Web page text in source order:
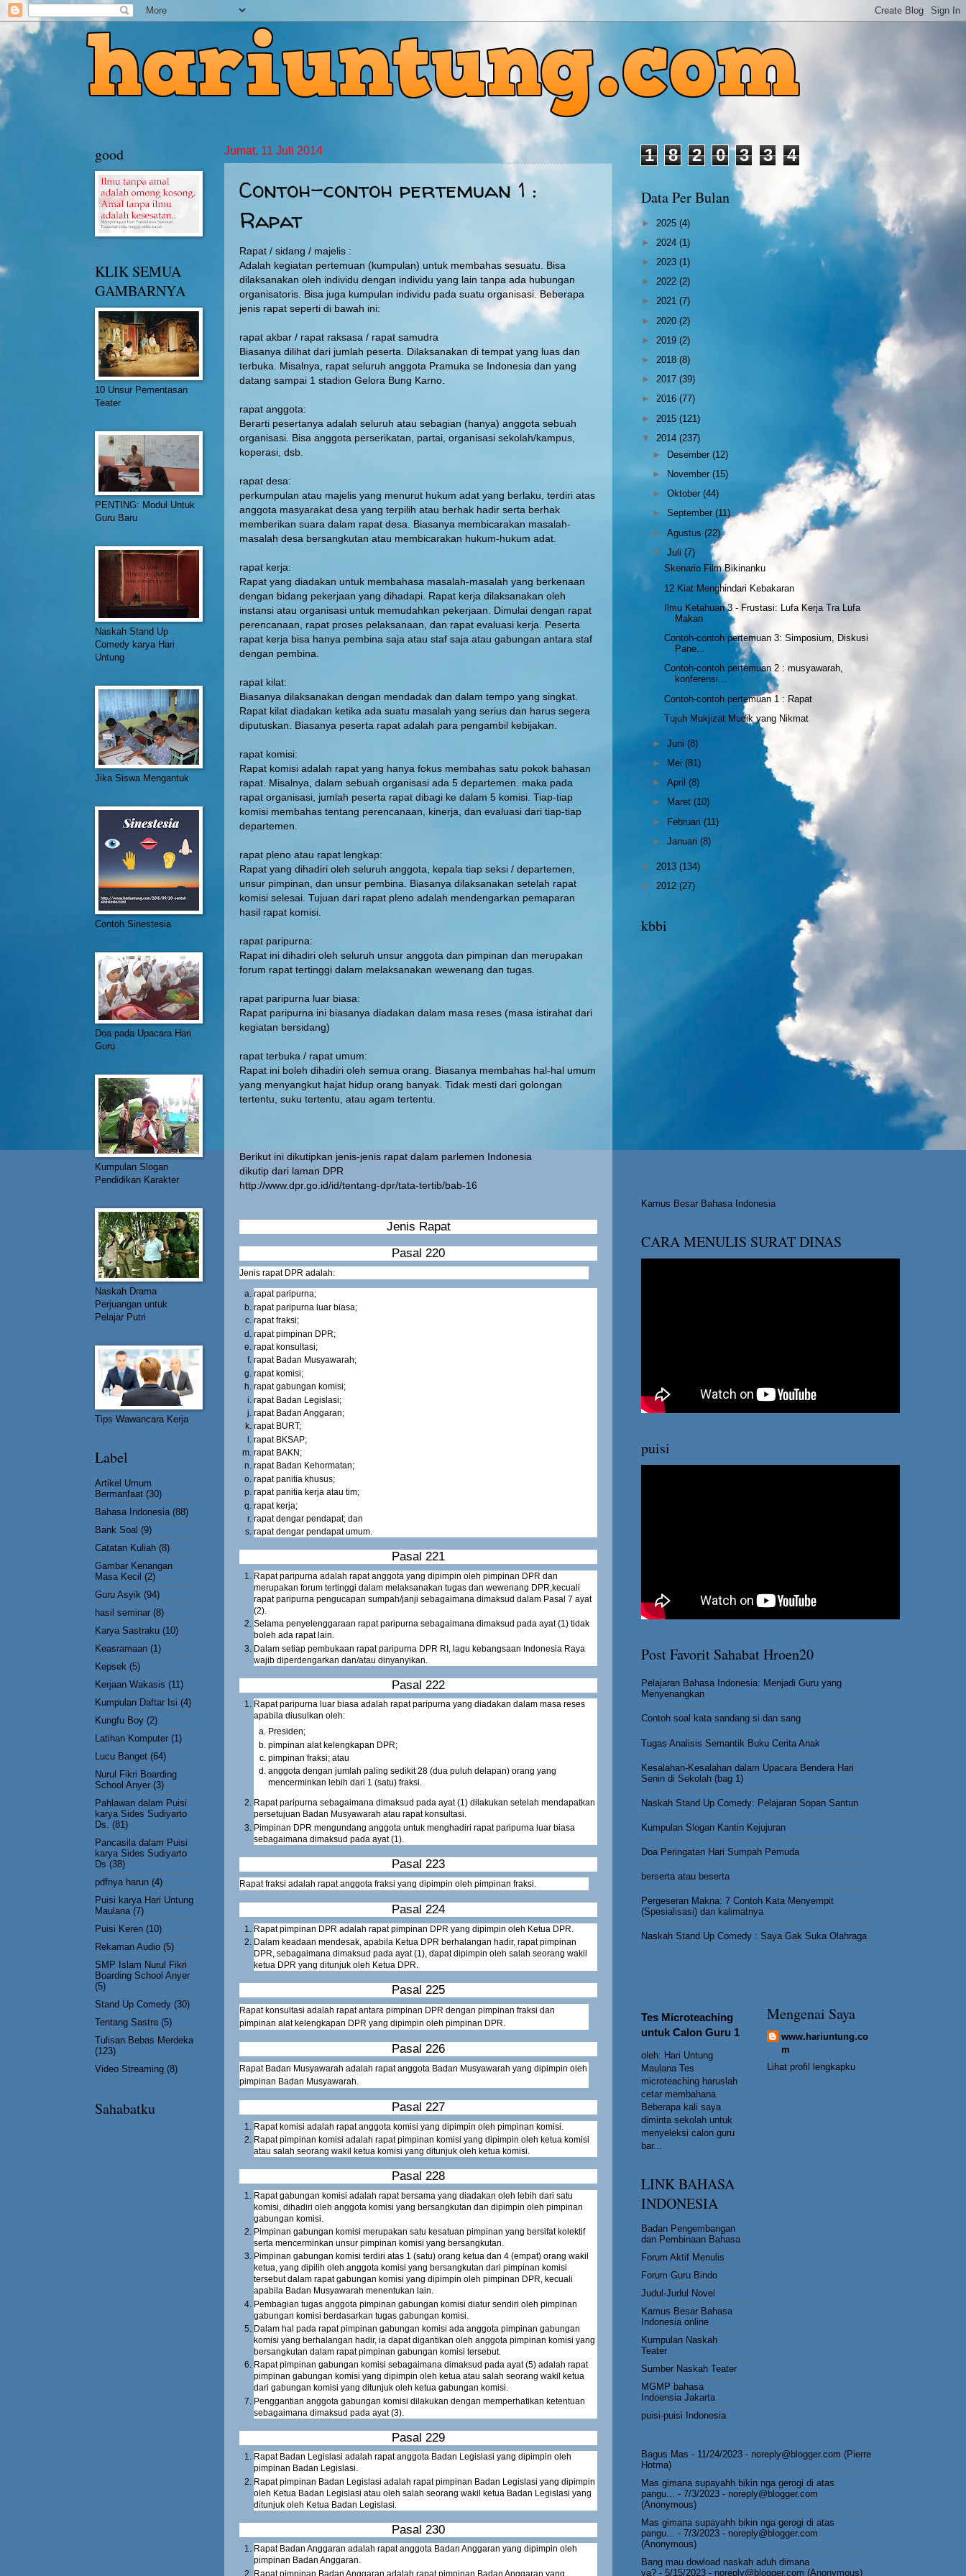
Jumat, 11 Juli 2014
Contoh-contoh pertemuan 1 :
Rapat
Rapat / sidang / majelis :
Adalah kegiatan pertemuan (kumpulan) untuk membahas sesuatu. Bisa
dilaksanakan oleh individu dengan individu yang lain tanpa ada hubungan
organisatoris. Bisa juga kumpulan individu pada suatu organisasi. Beberapa
jenis rapat seperti di bawah ini:
rapat akbar / rapat raksasa / rapat samudra
Biasanya dilihat dari jumlah peserta. Dilaksanakan di tempat yang luas dan
terbuka. Misalnya, rapat seluruh anggota Pramuka se Indonesia dan yang
datang sampai 1 stadion Gelora Bung Karno.
rapat anggota:
Berarti pesertanya adalah seluruh atau sebagian (hanya) anggota sebuah
organisasi. Bisa anggota perserikatan, partai, organisasi sekolah/kampus,
koperasi, dsb.
rapat desa:
perkumpulan atau majelis yang menurut hukum adat yang berlaku, terdiri atas
anggota masyarakat desa yang terpilih atau berhak hadir serta berhak
memberikan suara dalam rapat desa. Biasanya membicarakan masalah-
masalah desa bersangkutan atau membicarakan hukum-hukum adat.
rapat kerja:
Rapat yang diadakan untuk membahasa masalah-masalah yang berkenaan
dengan bidang pekerjaan yang dihadapi. Rapat kerja dilaksanakan oleh
instansi atau organisasi untuk memudahkan pekerjaan. Dimulai dengan rapat
perencanaan, rapat proses pelaksanaan, dan rapat evaluasi kerja. Peserta
rapat kerja bisa hanya pembina saja atau staf saja atau gabungan antara staf
dengan pembina.
rapat kilat:
Biasanya dilaksanakan dengan mendadak dan dalam tempo yang singkat.
Rapat kilat diadakan ketika ada suatu masalah yang serius dan harus segera
diputuskan. Biasanya peserta rapat adalah para pengambil kebijakan.
rapat komisi:
Rapat komisi adalah rapat yang hanya fokus membahas satu pokok bahasan
rapat. Misalnya, dalam sebuah organisasi ada 5 departemen. maka pada
rapat organisasi, jumlah peserta rapat dibagi ke dalam 5 komisi. Tiap-tiap
komisi membahas tentang perencanaan, kinerja, dan evaluasi dari tiap-tiap
departemen.
rapat pleno atau rapat lengkap:
Rapat yang dihadiri oleh seluruh anggota, kepala tiap seksi / departemen,
unsur pimpinan, dan unsur pembina. Biasanya dilaksanakan setelah rapat
komisi selesai. Tujuan dari rapat pleno adalah mendengarkan pemaparan
hasil rapat komisi.
rapat paripurna:
Rapat ini dihadiri oleh seluruh unsur anggota dan pimpinan dan merupakan
forum rapat tertinggi dalam melaksanakan wewenang dan tugas.
rapat paripurna luar biasa:
Rapat paripurna ini biasanya diadakan dalam masa reses (masa istirahat dari
kegiatan bersidang)
rapat terbuka / rapat umum:
Rapat ini boleh dihadiri oleh semua orang. Biasanya membahas hal-hal umum
yang menyangkut hajat hidup orang banyak. Tidak mesti dari golongan
tertentu, suku tertentu, atau agam tertentu.
Berikut ini dikutipkan jenis-jenis rapat dalam parlemen Indonesia
dikutip dari laman DPR
http://www.dpr.go.id/id/tentang-dpr/tata-tertib/bab-16
Jenis Rapat
Pasal 220
Jenis rapat DPR adalah:
rapat paripurna;
rapat paripurna luar biasa;
rapat fraksi;
rapat pimpinan DPR;
rapat konsultasi;
rapat Badan Musyawarah;
rapat komisi;
rapat gabungan komisi;
rapat Badan Legislasi;
rapat Badan Anggaran;
rapat BURT;
rapat BKSAP;
rapat BAKN;
rapat Badan Kehormatan;
rapat panitia khusus;
rapat panitia kerja atau tim;
rapat kerja;
rapat dengar pendapat; dan
rapat dengar pendapat umum.
Pasal 221
Rapat paripurna adalah rapat anggota yang dipimpin oleh pimpinan DPR dan
merupakan forum tertinggi dalam melaksanakan tugas dan wewenang DPR,kecuali
rapat paripurna pengucapan sumpah/janji sebagaimana dimaksud dalam Pasal 7 ayat
(2).
Selama penyelenggaraan rapat paripurna sebagaimana dimaksud pada ayat (1) tidak
boleh ada rapat lain.
Dalam setiap pembukaan rapat paripurna DPR RI, lagu kebangsaan Indonesia Raya
wajib diperdengarkan dan/atau dinyanyikan.
Pasal 222
Rapat paripurna luar biasa adalah rapat paripurna yang diadakan dalam masa reses
apabila diusulkan oleh:
Presiden;
pimpinan alat kelengkapan DPR;
pimpinan fraksi; atau
anggota dengan jumlah paling sedikit 28 (dua puluh delapan) orang yang
mencerminkan lebih dari 1 (satu) fraksi.
Rapat paripurna sebagaimana dimaksud pada ayat (1) dilakukan setelah mendapatkan
persetujuan Badan Musyawarah atau rapat konsultasi.
Pimpinan DPR mengundang anggota untuk menghadiri rapat paripurna luar biasa
sebagaimana dimaksud pada ayat (1).
Pasal 223
Rapat fraksi adalah rapat anggota fraksi yang dipimpin oleh pimpinan fraksi.
Pasal 224
Rapat pimpinan DPR adalah rapat pimpinan DPR yang dipimpin oleh Ketua DPR.
Dalam keadaan mendesak, apabila Ketua DPR berhalangan hadir, rapat pimpinan
DPR, sebagaimana dimaksud pada ayat (1), dapat dipimpin oleh salah seorang wakil
ketua DPR yang ditunjuk oleh Ketua DPR.
Pasal 225
Rapat konsultasi adalah rapat antara pimpinan DPR dengan pimpinan fraksi dan
pimpinan alat kelengkapan DPR yang dipimpin oleh pimpinan DPR.
Pasal 226
Rapat Badan Musyawarah adalah rapat anggota Badan Musyawarah yang dipimpin oleh
pimpinan Badan Musyawarah.
Pasal 227
Rapat komisi adalah rapat anggota komisi yang dipimpin oleh pimpinan komisi.
Rapat pimpinan komisi adalah rapat pimpinan komisi yang dipimpin oleh ketua komisi
atau salah seorang wakil ketua komisi yang ditunjuk oleh ketua komisi.
Pasal 228
Rapat gabungan komisi adalah rapat bersama yang diadakan oleh lebih dari satu
komisi, dihadiri oleh anggota komisi yang bersangkutan dan dipimpin oleh pimpinan
gabungan komisi.
Pimpinan gabungan komisi merupakan satu kesatuan pimpinan yang bersifat kolektif
serta mencerminkan unsur pimpinan komisi yang bersangkutan.
Pimpinan gabungan komisi terdiri atas 1 (satu) orang ketua dan 4 (empat) orang wakil
ketua, yang dipilih oleh anggota komisi yang bersangkutan dari pimpinan komisi
tersebut dalam rapat gabungan komisi yang dipimpin oleh pimpinan DPR, kecuali
apabila Badan Musyawarah menentukan lain.
Pembagian tugas anggota pimpinan gabungan komisi diatur sendiri oleh pimpinan
gabungan komisi berdasarkan tugas gabungan komisi.
Dalam hal pada rapat pimpinan gabungan komisi ada anggota pimpinan gabungan
komisi yang berhalangan hadir, ia dapat digantikan oleh anggota pimpinan komisi yang
bersangkutan dalam rapat pimpinan gabungan komisi tersebut.
Rapat pimpinan gabungan komisi sebagaimana dimaksud pada ayat (5) adalah rapat
pimpinan gabungan komisi yang dipimpin oleh ketua atau salah seorang wakil ketua
dari gabungan komisi yang ditunjuk oleh ketua gabungan komisi.
Penggantian anggota gabungan komisi dilakukan dengan memperhatikan ketentuan
sebagaimana dimaksud pada ayat (3).
Pasal 229
Rapat Badan Legislasi adalah rapat anggota Badan Legislasi yang dipimpin oleh
pimpinan Badan Legislasi.
Rapat pimpinan Badan Legislasi adalah rapat pimpinan Badan Legislasi yang dipimpin
oleh Ketua Badan Legislasi atau oleh salah seorang wakil ketua Badan Legislasi yang
ditunjuk oleh Ketua Badan Legislasi.
Pasal 230
Rapat Badan Anggaran adalah rapat anggota Badan Anggaran yang dipimpin oleh
pimpinan Badan Anggaran.
Rapat pimpinan Badan Anggaran adalah rapat pimpinan Badan Anggaran yang
good
KLIK SEMUA
GAMBARNYA
10 Unsur Pementasan
Teater
PENTING: Modul Untuk
Guru Baru
Naskah Stand Up
Comedy karya Hari
Untung
Jika Siswa Mengantuk
Contoh Sinestesia
Doa pada Upacara Hari
Guru
Kumpulan Slogan
Pendidikan Karakter
Naskah Drama
Perjuangan untuk
Pelajar Putri
Tips Wawancara Kerja
Label
Artikel Umum
Bermanfaat (30)
Bahasa Indonesia (88)
Bank Soal (9)
Catatan Kuliah (8)
Gambar Kenangan
Masa Kecil (2)
Guru Asyik (94)
hasil seminar (8)
Karya Sastraku (10)
Keasramaan (1)
Kepsek (5)
Kerjaan Wakasis (11)
Kumpulan Daftar Isi (4)
Kungfu Boy (2)
Latihan Komputer (1)
Lucu Banget (64)
Nurul Fikri Boarding
School Anyer (3)
Pahlawan dalam Puisi
karya Sides Sudiyarto
Ds. (81)
Pancasila dalam Puisi
karya Sides Sudiyarto
Ds (38)
pdfnya harun (4)
Puisi karya Hari Untung
Maulana (7)
Puisi Keren (10)
Rekaman Audio (5)
SMP Islam Nurul Fikri
Boarding School Anyer
(5)
Stand Up Comedy (30)
Tentang Sastra (5)
Tulisan Bebas Merdeka
(123)
Video Streaming (8)
Sahabatku
1 8 2 0 3 3 4
Data Per Bulan
► 2025 (4)
► 2024 (1)
► 2023 (1)
► 2022 (2)
► 2021 (7)
► 2020 (2)
► 2019 (2)
► 2018 (8)
► 2017 (39)
► 2016 (77)
► 2015 (121)
▼ 2014 (237)
► Desember(12)
►
November(15)
►Oktober(44)
►September(11)
►Agustus(22)
▼Juli(7)
Skenario Film Bikinanku
12 Kiat Menghindari Kebakaran
Ilmu Ketahuan 3 - Frustasi: Lufa Kerja Tra Lufa
Makan
Contoh-contoh pertemuan 3: Simposium, Diskusi
Pane...
Contoh-contoh pertemuan 2 : musyawarah,
konferensi...
Contoh-contoh pertemuan 1 : Rapat
Tujuh Mukjizat Mudik yang Nikmat
►Juni(8)
►
Mei(81)
►April(8)
►
Maret(10)
► Februari(11)
►Januari(8)
► 2013 (134)
► 2012 (27)
kbbi
Kamus Besar Bahasa Indonesia
CARA MENULIS SURAT DINAS
puisi
Post Favorit Sahabat Hroen20
Pelajaran Bahasa Indonesia: Menjadi Guru yang
Menyenangkan
Contoh soal kata sandang si dan sang
Tugas Analisis Semantik Buku Cerita Anak
Kesalahan-Kesalahan dalam Upacara Bendera Hari
Senin di Sekolah (bag 1)
Naskah Stand Up Comedy: Pelajaran Sopan Santun
Kumpulan Slogan Kantin Kejujuran
Doa Peringatan Hari Sumpah Pemuda
berserta atau beserta
Pergeseran Makna: 7 Contoh Kata Menyempit
(Spesialisasi) dan kalimatnya
Naskah Stand Up Comedy : Saya Gak Suka Olahraga
Tes Microteaching
untuk Calon Guru 1
oleh: Hari Untung
Maulana Tes
microteaching haruslah
cetar membahana
Beberapa kali saya
diminta sekolah untuk
menyeleksi calon guru
bar...
LINK BAHASA
INDONESIA
Badan Pengembangan
dan Pembinaan Bahasa
Forum Aktif Menulis
Forum Guru Bindo
Judul-Judul Novel
Kamus Besar Bahasa
Indonesia online
Kumpulan Naskah
Teater
Sumber Naskah Teater
MGMP bahasa
Indoensia Jakarta
puisi-puisi Indonesia
Mengenai Saya
www.hariuntung.co
m
Lihat profil lengkapku
Bagus Mas - 11/24/2023 - noreply@blogger.com (Pierre
Hotma)
Mas gimana supayahh bikin nga gerogi di atas
pangu... - 7/3/2023 - noreply@blogger.com
(Anonymous)
Mas gimana supayahh bikin nga gerogi di atas
pangu... - 7/3/2023 - noreply@blogger.com
(Anonymous)
Bang mau dowload naskah aduh dimana
ya? - 5/15/2023 - noreply@blogger.com (Anonymous)